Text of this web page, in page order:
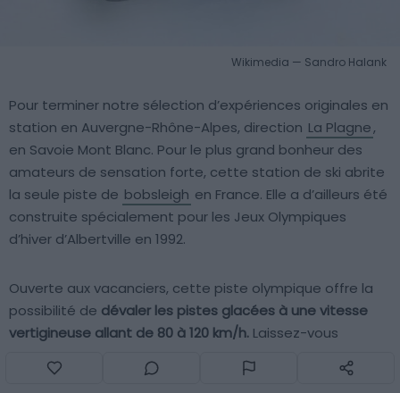
Wikimedia — Sandro Halank
Pour terminer notre sélection d’expériences originales en
station en Auvergne-Rhône-Alpes, direction La Plagne,
en Savoie Mont Blanc. Pour le plus grand bonheur des
amateurs de sensation forte, cette station de ski abrite
la seule piste de bobsleigh en France. Elle a d’ailleurs été
construite spécialement pour les Jeux Olympiques
d’hiver d’Albertville en 1992.
Ouverte aux vacanciers, cette piste olympique offre la
possibilité de dévaler les pistes glacées à une vitesse
vertigineuse allant de 80 à 120 km/h. Laissez-vous
fortes, pour des descentes chronométrées sur des